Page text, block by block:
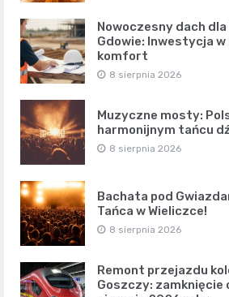
Nowoczesny dach
Gdowie: Inwestycja
komfort
8 sierpnia 2026
Muzyczne mosty:
harmonijnym tańcu
8 sierpnia 2026
Bachata pod
Tańca w Wieliczce!
8 sierpnia 2026
Remont przejazdu
Goszczy: zamknięcie